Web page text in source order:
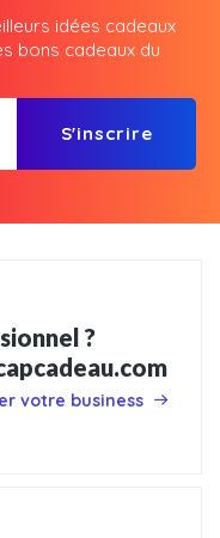
idées cadeaux
bons cadeaux du
S'inscrire
?
votre business